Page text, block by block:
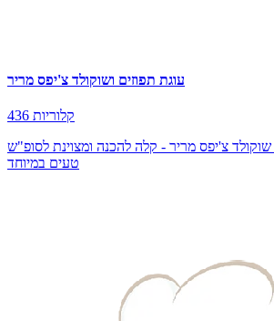
עוגת תפוזים ושוקולד צ'יפס מריר
436 קלוריות
שוקולד צ'יפס מריר - קלה להכנה ומצוינת לסופ"ש
טעים במיוחד